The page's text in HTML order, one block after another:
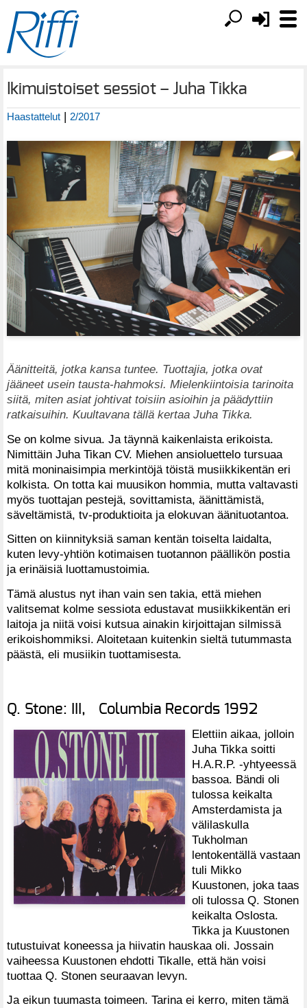
Ikimuistoiset sessiot – Juha Tikka
Haastattelut | 2/2017
Äänitteitä, jotka kansa tuntee. Tuottajia, jotka ovat
jääneet usein tausta-hahmoksi. Mielenkiintoisia tarinoita
siitä, miten asiat johtivat toisiin asioihin ja päädyttiin
ratkaisuihin. Kuultavana tällä kertaa Juha Tikka.
Se on kolme sivua. Ja täynnä kaikenlaista erikoista.
Nimittäin Juha Tikan CV. Miehen ansioluettelo tursuaa
mitä moninaisimpia merkintöjä töistä musiikkikentän eri
kolkista. On totta kai muusikon hommia, mutta valtavasti
myös tuottajan pestejä, sovittamista, äänittämistä,
säveltämistä, tv-produktioita ja elokuvan äänituotantoa.
Sitten on kiinnityksiä saman kentän toiselta laidalta,
kuten levy-yhtiön kotimaisen tuotannon päällikön postia
ja erinäisiä luottamustoimia.
Tämä alustus nyt ihan vain sen takia, että miehen
valitsemat kolme sessiota edustavat musiikkikentän eri
laitoja ja niitä voisi kutsua ainakin kirjoittajan silmissä
erikoishommiksi. Aloitetaan kuitenkin sieltä tutummasta
päästä, eli musiikin tuottamisesta.
Q. Stone: III, Columbia Records 1992
Elettiin aikaa, jolloin
Juha Tikka soitti
H.A.R.P. -yhtyeessä
bassoa. Bändi oli
tulossa keikalta
Amsterdamista ja
välilaskulla
Tukholman
lentokentällä vastaan
tuli Mikko
Kuustonen, joka taas
oli tulossa Q. Stonen
keikalta Oslosta.
Tikka ja Kuustonen
tutustuivat koneessa ja hiivatin hauskaa oli. Jossain
vaiheessa Kuustonen ehdotti Tikalle, että hän voisi
tuottaa Q. Stonen seuraavan levyn.
Ja eikun tuumasta toimeen. Tarina ei kerro, miten tämä